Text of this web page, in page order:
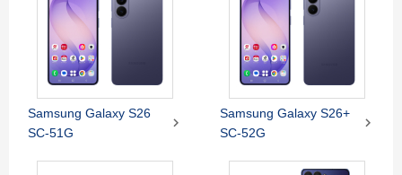
Samsung Galaxy S26
SC-51G

Samsung Galaxy S26+
SC-52G
